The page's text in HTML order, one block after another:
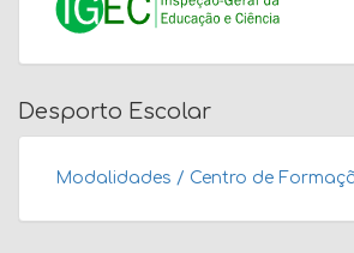
Desporto Escolar
Modalidades / Centro de